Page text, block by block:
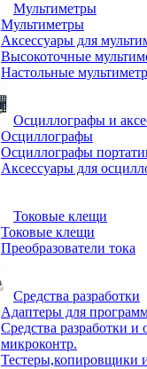
Мультиметры
Мультиметры
Аксессуары для
Высокоточные
Настольные
Осциллографы и
Осциллографы
Осциллографы
Аксессуары для
Токовые клещи
Токовые клещи
Преобразователи тока
Средства разработки
Адаптеры для
Средства разработки и
микроконтр.
Тестеры,копировщики